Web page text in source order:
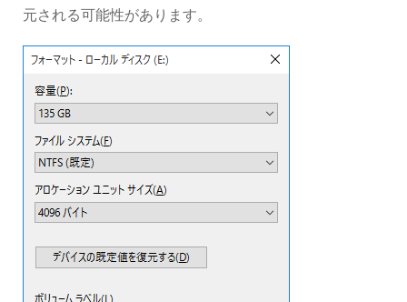
元される可能性があります。